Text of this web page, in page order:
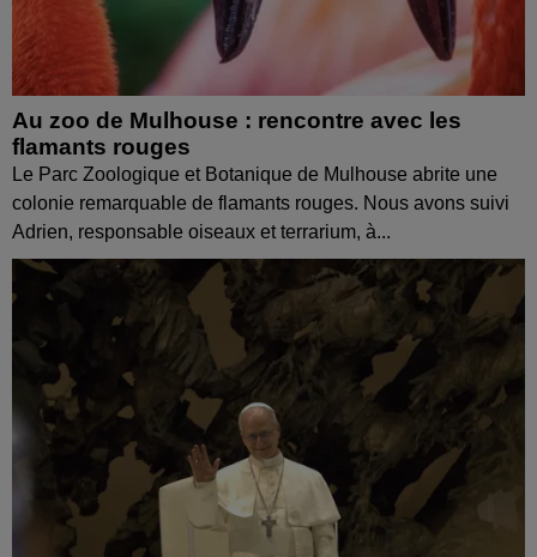
Au zoo de Mulhouse : rencontre avec les
flamants rouges
Le Parc Zoologique et Botanique de Mulhouse abrite une
colonie remarquable de flamants rouges. Nous avons suivi
Adrien, responsable oiseaux et terrarium, à...